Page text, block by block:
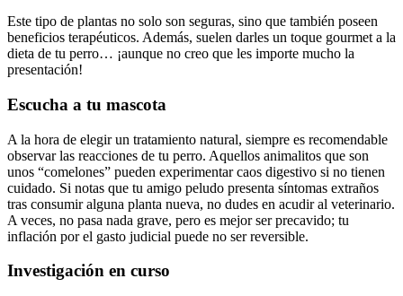
Este tipo de plantas no solo son seguras, sino que también poseen
beneficios terapéuticos. Además, suelen darles un toque gourmet a la
dieta de tu perro… ¡aunque no creo que les importe mucho la
presentación!
Escucha a tu mascota
A la hora de elegir un tratamiento natural, siempre es recomendable
observar las reacciones de tu perro. Aquellos animalitos que son
unos “comelones” pueden experimentar caos digestivo si no tienen
cuidado. Si notas que tu amigo peludo presenta síntomas extraños
tras consumir alguna planta nueva, no dudes en acudir al veterinario.
A veces, no pasa nada grave, pero es mejor ser precavido; tu
inflación por el gasto judicial puede no ser reversible.
Investigación en curso